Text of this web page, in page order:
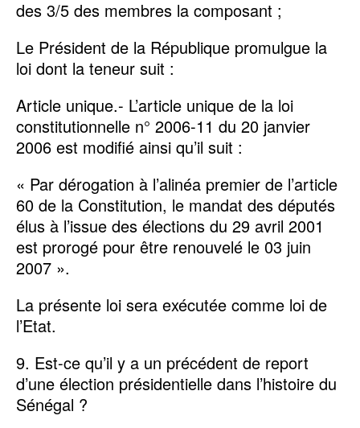
des 3/5 des membres la composant ;
Le Président de la République promulgue la
loi dont la teneur suit :
Article unique.- L’article unique de la loi
constitutionnelle n° 2006-11 du 20 janvier
2006 est modifié ainsi qu’il suit :
« Par dérogation à l’alinéa premier de l’article
60 de la Constitution, le mandat des députés
élus à l’issue des élections du 29 avril 2001
est prorogé pour être renouvelé le 03 juin
2007 ».
La présente loi sera exécutée comme loi de
l’Etat.
9. Est-ce qu’il y a un précédent de report
d’une élection présidentielle dans l’histoire du
Sénégal ?